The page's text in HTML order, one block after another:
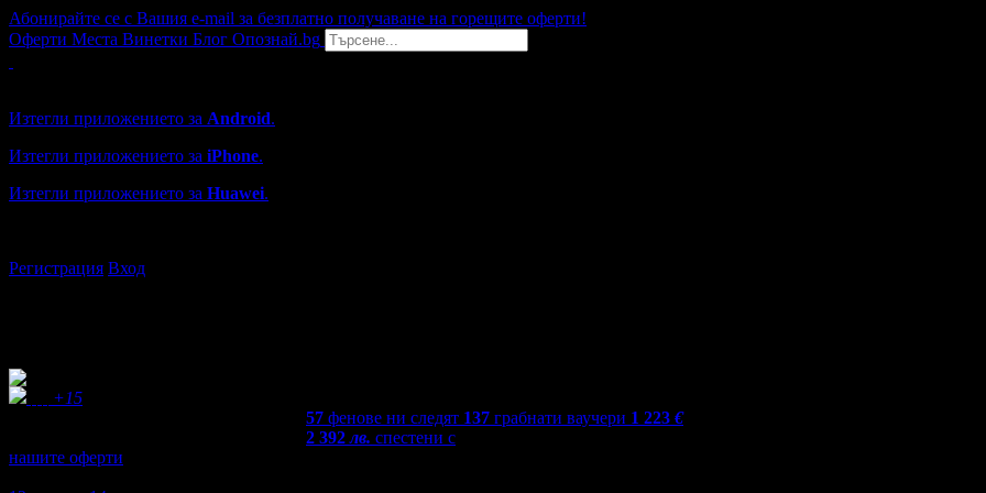
Абонирайте се с Вашия e-mail за безплатно получаване на горещите оферти!
Оферти Места Винетки Блог Опознай.bg
Изтегли приложението за Android.
Изтегли приложението за iPhone.
Изтегли приложението за Huawei.
Регистрация Вход
+15
57 фенове ни следят 137 грабнати ваучери 1 223 €
2 392лв. спестени с
нашите оферти